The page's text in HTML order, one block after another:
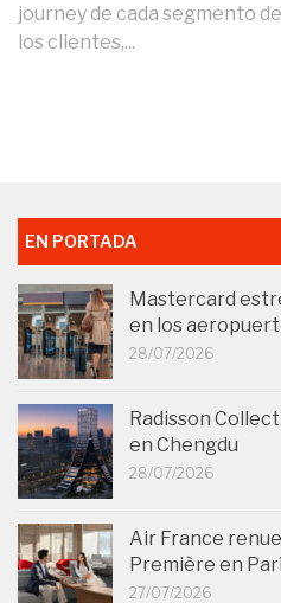
journey de cada segmento
los clientes,...
EN PORTADA
Mastercard
en los
28/07/2026
Radisson
en Chengdu
28/07/2026
Air France
Première en
27/07/2026